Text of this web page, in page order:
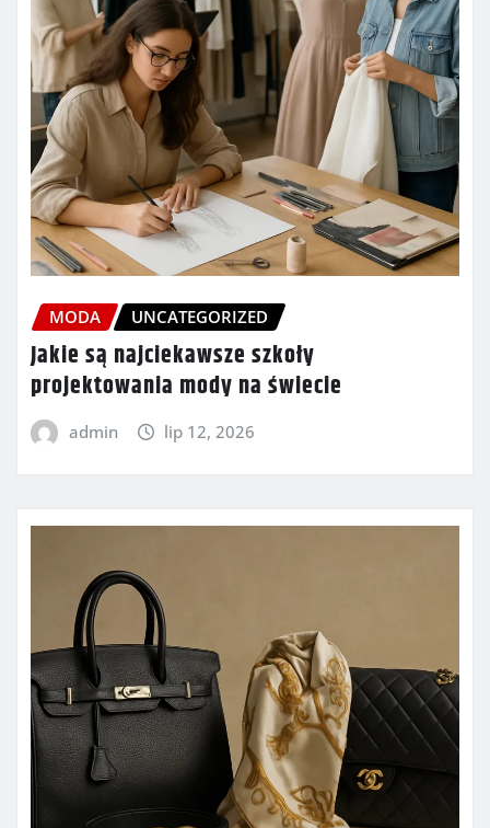
MODA UNCATEGORIZED
Jakie są najciekawsze szkoły
projektowania mody na świecie
admin lip 12, 2026